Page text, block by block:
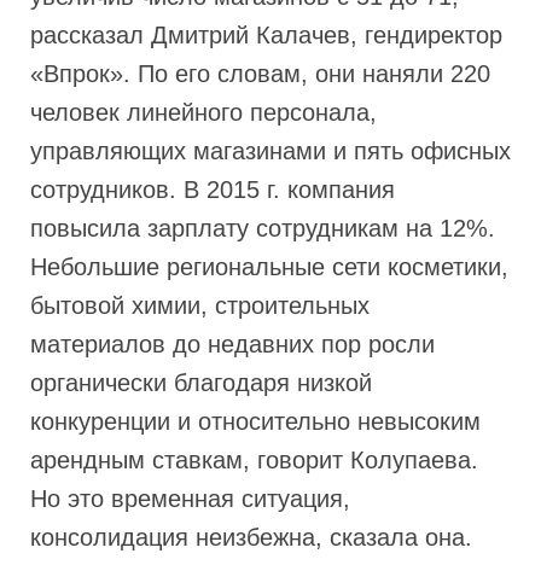
рассказал Дмитрий Калачев, гендиректор
«Впрок». По его словам, они наняли 220
человек линейного персонала,
управляющих магазинами и пять офисных
сотрудников. В 2015 г. компания
повысила зарплату сотрудникам на 12%.
Небольшие региональные сети косметики,
бытовой химии, строительных
материалов до недавних пор росли
органически благодаря низкой
конкуренции и относительно невысоким
арендным ставкам, говорит Колупаева.
Но это временная ситуация,
консолидация неизбежна, сказала она.